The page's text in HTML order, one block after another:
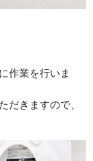
作業を行いま
だきますので、